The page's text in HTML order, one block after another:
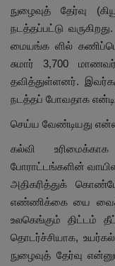
நுழைவுத் தேர்வு
நடத்தப்பட்டு
மையங்க ளில்
சுமார் 3,700
தவித்துள்ளனர்.
நடத்தப் போவதாக
செய்ய வேண்டியது
கல்வி
போராட்டங்களின்
அதிகரித்துக்
எண்ணிக்கை யை
உலகெங்கும் திட்டம்
தொடர்ச்சியாக,
நுழைவுத் தேர்வு